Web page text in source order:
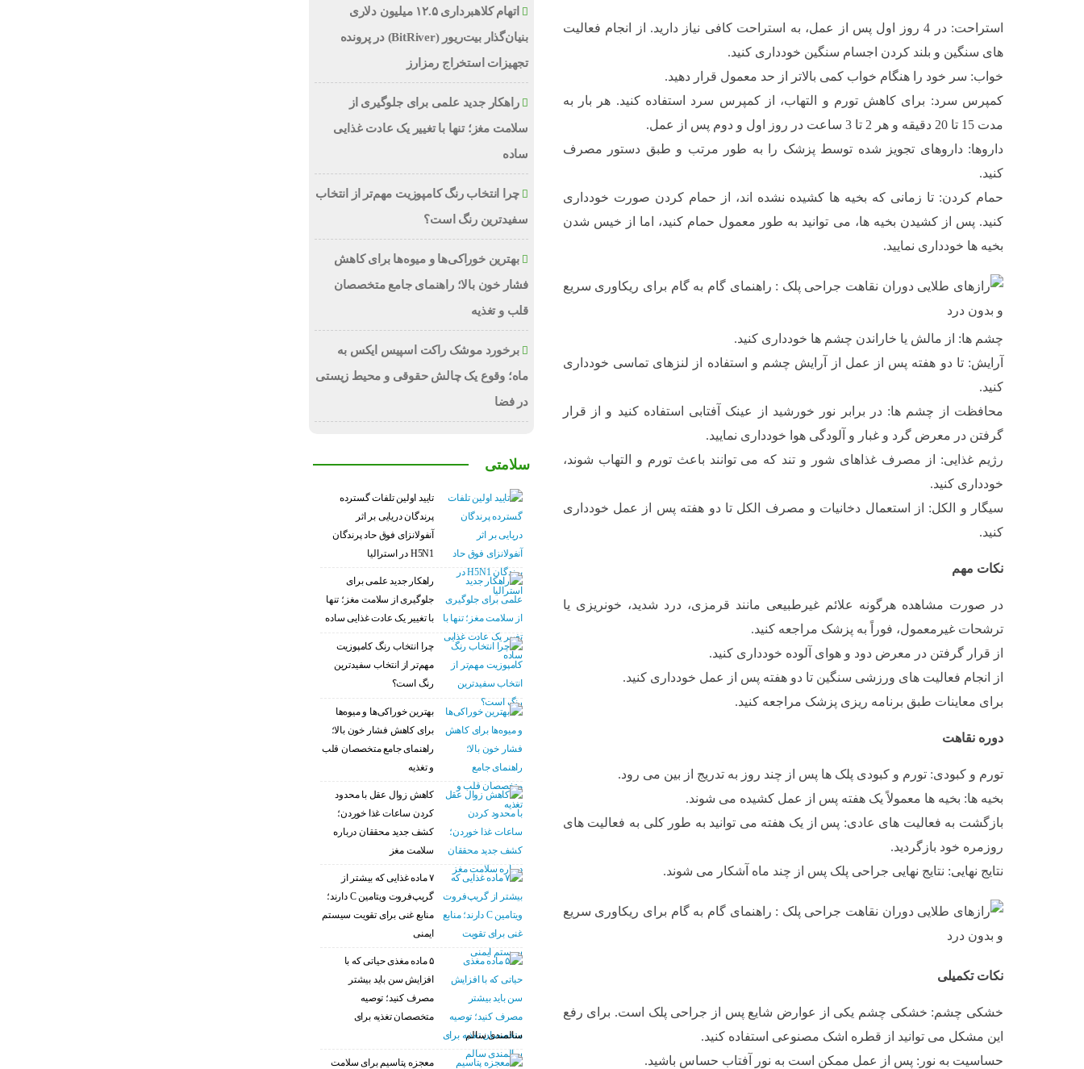
استراحت: در 4 روز اول پس از عمل، به استراحت کافی نیاز دارید. از انجام فعالیت
های سنگین و بلند کردن اجسام سنگین خودداری کنید.
خواب: سر خود را هنگام خواب کمی بالاتر از حد معمول قرار دهید.
کمپرس سرد: برای کاهش تورم و التهاب، از کمپرس سرد استفاده کنید. هر بار به
مدت 15 تا 20 دقیقه و هر 2 تا 3 ساعت در روز اول و دوم پس از عمل.
داروها: داروهای تجویز شده توسط پزشک را به طور مرتب و طبق دستور مصرف
کنید.
حمام کردن: تا زمانی که بخیه ها کشیده نشده اند، از حمام کردن صورت خودداری
کنید. پس از کشیدن بخیه ها، می توانید به طور معمول حمام کنید، اما از خیس شدن
بخیه ها خودداری نمایید.
چشم ها: از مالش یا خاراندن چشم ها خودداری کنید.
آرایش: تا دو هفته پس از عمل از آرایش چشم و استفاده از لنزهای تماسی خودداری
کنید.
محافظت از چشم ها: در برابر نور خورشید از عینک آفتابی استفاده کنید و از قرار
گرفتن در معرض گرد و غبار و آلودگی هوا خودداری نمایید.
رژیم غذایی: از مصرف غذاهای شور و تند که می توانند باعث تورم و التهاب شوند،
خودداری کنید.
سیگار و الکل: از استعمال دخانیات و مصرف الکل تا دو هفته پس از عمل خودداری
کنید.
نکات مهم
در صورت مشاهده هرگونه علائم غیرطبیعی مانند قرمزی، درد شدید، خونریزی یا
ترشحات غیرمعمول، فوراً به پزشک مراجعه کنید.
از قرار گرفتن در معرض دود و هوای آلوده خودداری کنید.
از انجام فعالیت های ورزشی سنگین تا دو هفته پس از عمل خودداری کنید.
برای معاینات طبق برنامه ریزی پزشک مراجعه کنید.
دوره نقاهت
تورم و کبودی: تورم و کبودی پلک ها پس از چند روز به تدریج از بین می رود.
بخیه ها: بخیه ها معمولاً یک هفته پس از عمل کشیده می شوند.
بازگشت به فعالیت های عادی: پس از یک هفته می توانید به طور کلی به فعالیت های
روزمره خود بازگردید.
نتایج نهایی: نتایج نهایی جراحی پلک پس از چند ماه آشکار می شوند.
نکات تکمیلی
خشکی چشم: خشکی چشم یکی از عوارض شایع پس از جراحی پلک است. برای رفع
این مشکل می توانید از قطره اشک مصنوعی استفاده کنید.
حساسیت به نور: پس از عمل ممکن است به نور آفتاب حساس باشید.
اتهام کلاهبرداری ۱۲.۵ میلیون دلاری
بنیان‌گذار بیت‌ریور (BitRiver) در پرونده
تجهیزات استخراج رمزارز
راهکار جدید علمی برای جلوگیری از
سلامت مغز؛ تنها با تغییر یک عادت غذایی
ساده
چرا انتخاب رنگ کامپوزیت مهم‌تر از انتخاب
سفیدترین رنگ است؟
بهترین خوراکی‌ها و میوه‌ها برای کاهش
فشار خون بالا؛ راهنمای جامع متخصصان
قلب و تغذیه
برخورد موشک راکت اسپیس ایکس به
ماه؛ وقوع یک چالش حقوقی و محیط زیستی
در فضا
سلامتی
تایید اولین تلفات گسترده
پرندگان دریایی بر اثر
آنفولانزای فوق حاد پرندگان
H5N1 در استرالیا
راهکار جدید علمی برای
جلوگیری از سلامت مغز؛ تنها
با تغییر یک عادت غذایی ساده
چرا انتخاب رنگ کامپوزیت
مهم‌تر از انتخاب سفیدترین
رنگ است؟
بهترین خوراکی‌ها و میوه‌ها
برای کاهش فشار خون بالا؛
راهنمای جامع متخصصان قلب
و تغذیه
کاهش زوال عقل با محدود
کردن ساعات غذا خوردن؛
کشف جدید محققان درباره
سلامت مغز
۷ ماده غذایی که بیشتر از
گریپ‌فروت ویتامین C دارند؛
منابع غنی برای تقویت سیستم
ایمنی
۵ ماده مغذی حیاتی که با
افزایش سن باید بیشتر
مصرف کنید؛ توصیه
متخصصان تغذیه برای
سالمندی سالم
معجزه پتاسیم برای سلامت